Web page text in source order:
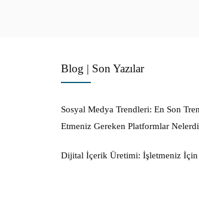
Blog | Son Yazılar
Sosyal Medya Trendleri: En Son
Etmeniz Gereken Platformlar
Dijital İçerik Üretimi: İşletmeniz İçin